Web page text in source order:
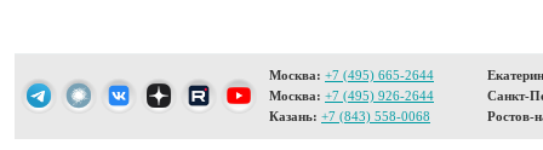
Москва: +7 (495) 665-2644
Москва: +7 (495) 926-2644
Казань: +7 (843) 558-0068
Санкт-
Ростов-